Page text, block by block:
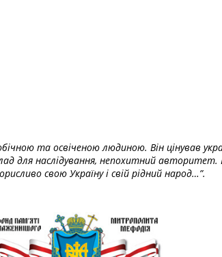
та освіченою людиною. Він цінував
для наслідування, непохитний
свою Україну і свій рідний народ…”.